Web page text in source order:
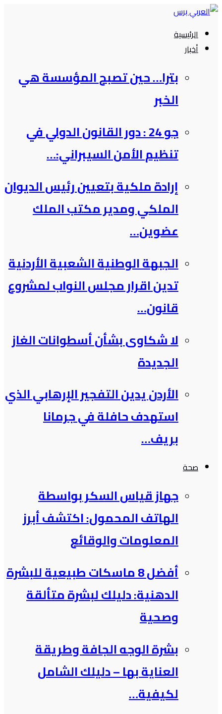
التجاوز
المحتوىالرئيسية
أخبار
بترا… حين تصبح المؤسسة هي
الخبر
جو 24 : دور القانون الدولي في
تنظيم الأمن السيبراني:…
إرادة ملكية بتعيين رئيس الديوان
الملكي ومدير مكتب الملك
عضوين…
الجبهة الوطنية الشعبية الأردنية
تدين اقرار مجلس النواب لمشروع
قانون…
لا شكاوى بشأن أسطوانات الغاز
الجديدة
الأردن يدين التفجير الإرهابي الذي
استهدف حافلة في جرمانا
بريف…
صحة
جهاز قياس السكر بواسطة
الهاتف المحمول: اكتشف أبرز
المعلومات والوقائع
أفضل 8 ماسكات طبيعية للبشرة
الدهنية: دليلك لبشرة متألقة
وصحية
بشرة الوجه الجافة وطريقة
العناية بها – دليلك الشامل
لكيفية…